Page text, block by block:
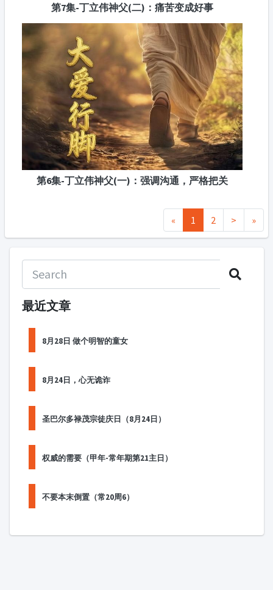
第7集-丁立伟神父(二)：痛苦变成好事
第6集-丁立伟神父(一)：强调沟通，严格把关
« 1 2 > »
最近文章
8月28日 做个明智的童女
8月24日，心无诡诈
圣巴尔多禄茂宗徒庆日（8月24日）
权威的需要（甲年-常年期第21主日）
不要本末倒置（常20周6）